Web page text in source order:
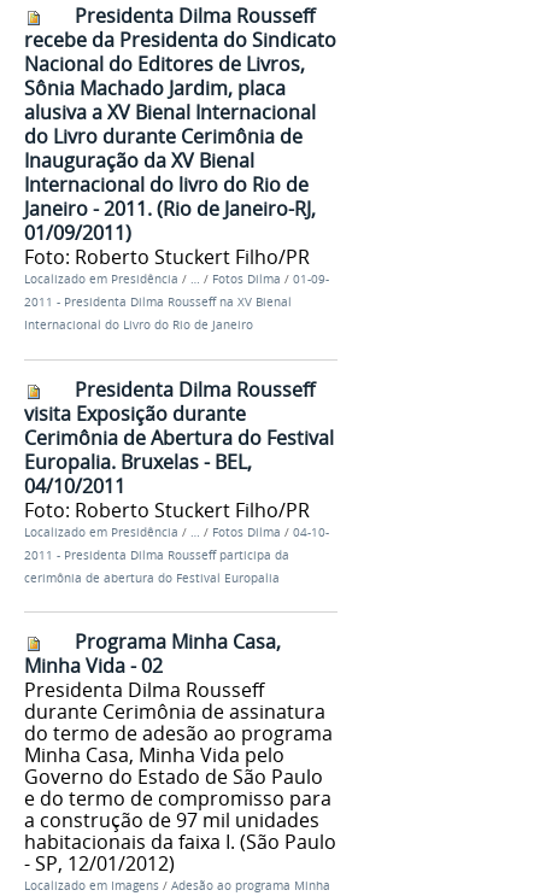
Presidenta Dilma Rousseff
recebe da Presidenta do Sindicato
Nacional do Editores de Livros,
Sônia Machado Jardim, placa
alusiva a XV Bienal Internacional
do Livro durante Cerimônia de
Inauguração da XV Bienal
Internacional do livro do Rio de
Janeiro - 2011. (Rio de Janeiro-RJ,
01/09/2011)
Foto: Roberto Stuckert Filho/PR
Localizado em Presidência / … / Fotos Dilma / 01-09-
2011 - Presidenta Dilma Rousseff na XV Bienal
Internacional do Livro do Rio de Janeiro
Presidenta Dilma Rousseff
visita Exposição durante
Cerimônia de Abertura do Festival
Europalia. Bruxelas - BEL,
04/10/2011
Foto: Roberto Stuckert Filho/PR
Localizado em Presidência / / Fotos Dilma / 04-10-
2011 - Presidenta Dilma Rousseff participa da
cerimônia de abertura do Festival Europalia
Programa Minha Casa,
Minha Vida - 02
Presidenta Dilma Rousseff
durante Cerimônia de assinatura
do termo de adesão ao programa
Minha Casa, Minha Vida pelo
Governo do Estado de São Paulo
e do termo de compromisso para
a construção de 97 mil unidades
habitacionais da faixa I. (São Paulo
- SP, 12/01/2012)
Localizado em Imagens / Adesão ao programa Minha